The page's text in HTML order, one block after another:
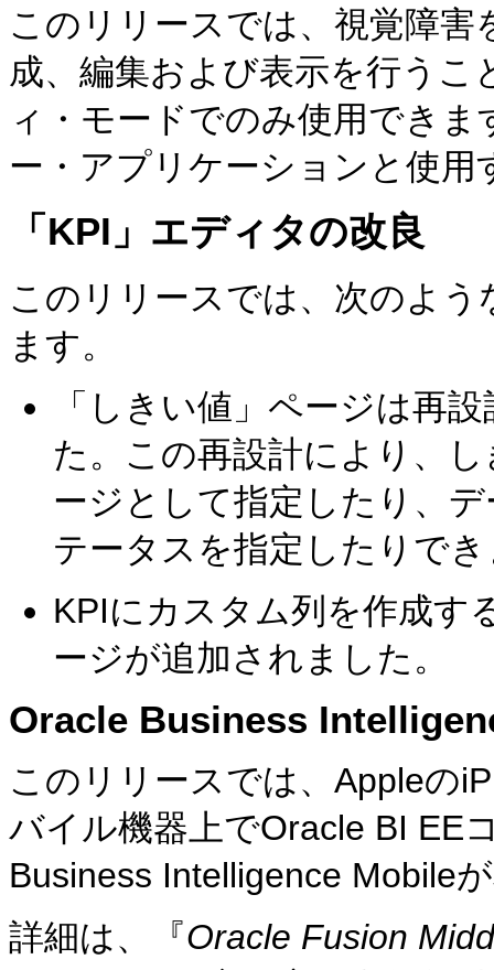
このリリースでは、視覚障
成、編集および表示を行う
ィ・モードでのみ使用でき
ー・アプリケーションと使
「KPI」エディタの改良
このリリースでは、次のよう
ます。
「しきい値」ページは再
た。この再設計により、
ージとして指定したり、
テータスを指定したりで
KPIにカスタム列を作成す
ージが追加されました。
Oracle Business
このリリースでは、Appleの
バイル機器上でOracle BI EE
Business Intelligence Mobile
詳細は、『Oracle Fusion